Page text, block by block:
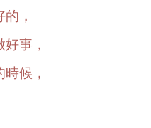
，
事，
候，